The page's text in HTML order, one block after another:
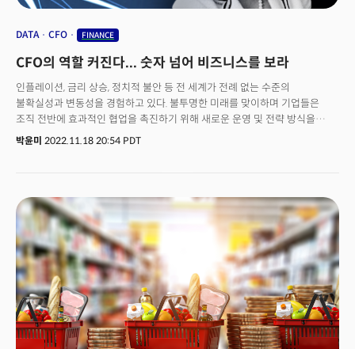
DATA CFO FINANCE
CFO의 역할 커진다... 숫자 넘어 비즈니스를 보라
인플레이션, 금리 상승, 정치적 불안 등 전 세계가 전례 없는 수준의
불확실성과 변동성을 경험하고 있다. 불투명한 미래를 맞이하며 기업들은
조직 전반에 효과적인 협업을 촉진하기 위해 새로운 운영 및 전략 방식을
도모하고 있다. 불황기에는 회사에 최고책임자(CEO) 만큼 중요한 리더가 바로
비즈니스 혁신을 주도하는 재무 책임자이자 핵심 의사 결정권자가 되야 한다.
그렇다면 CFO 역할은 어떻게 변하고 있을까? 더밀크는 지난 10월 25일
(현지시각), 크리사 헤일리(Chryssa Halley) 패니 메이 CFO, 바바라 라슨
(Barbara Larson) 워크데이 CFO가 출연한 '블룸버그 CFO 브리핑'
컨퍼런스를 취재했다. 이 포럼에서는 새로운 CFO의 역할과 CFO가
불확실성을 헤쳐나가는 방법에 대해 논의했다. 바바라 라슨 워크데이 CFO는
“급격한 시장 변화가 CFO의 역할 변화를 요구하고 있다"며 "뉴CFO는 운영
변화에 대한 인사이트를 가지고 비즈니스 전략을 안내해 회사 가치를 창출할
수 있어야 한다"고 말했다. CFO 역할에 부과되는 '가치 창출'은 재무제표 그
이상이며, 시가 총액을 창출하는 모든 가치를 의미한다.미국의 국책 모기지
박윤미 2022.11.18 20:54 PDT